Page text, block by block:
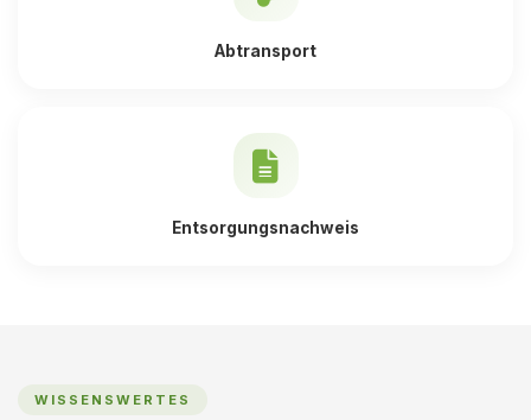
Abtransport
Entsorgungsnachweis
WISSENSWERTES